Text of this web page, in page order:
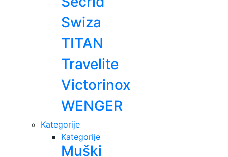
Swiza
TITAN
Travelite
Victorinox
WENGER
Kategorije
Kategorije
Muški